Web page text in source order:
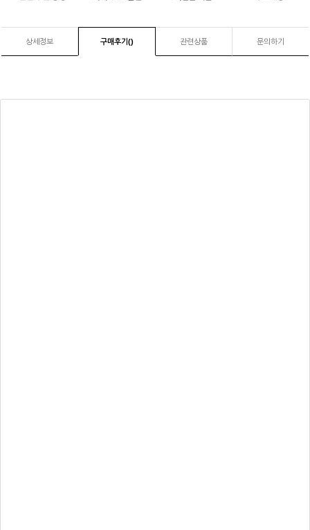
상세정보 구매후기() 관련상품 문의하기